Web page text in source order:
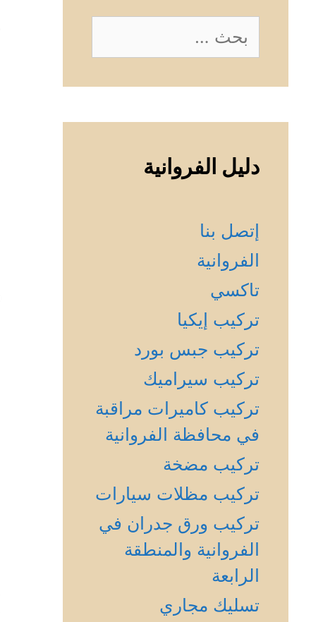
البحث
عن:
دليل الفروانية
إتصل بنا
الفروانية
تاكسي
تركيب إيكيا
تركيب جبس بورد
تركيب سيراميك
تركيب كاميرات مراقبة
في محافظة الفروانية
تركيب مضخة
تركيب مظلات سيارات
تركيب ورق جدران في
الفروانية والمنطقة
الرابعة
تسليك مجاري